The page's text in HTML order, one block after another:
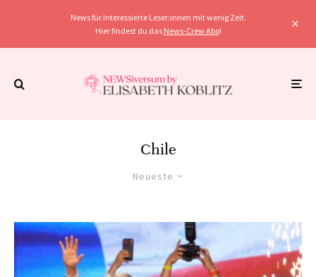
News für interessierte Leser:innen mit wenig Zeit.
Hier findest du das News-Crew Abo!
Chile
Neueste